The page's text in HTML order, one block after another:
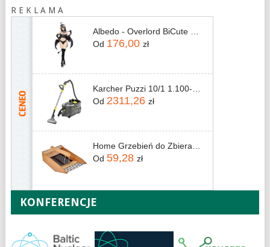
R E K L A M A
Albedo - Overlord BiCute Dark 26 cm
Od 176,00 zł
Karcher Puzzi 10/1 1.100-130.0
Od 2311,26 zł
Home Grzebień do Zbierania Jagód 6956010
Od 59,28 zł
KONFERENCJE